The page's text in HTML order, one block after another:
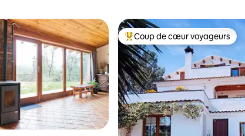
Coups de cœur voyageurs les
Coup de cœur voyageurs